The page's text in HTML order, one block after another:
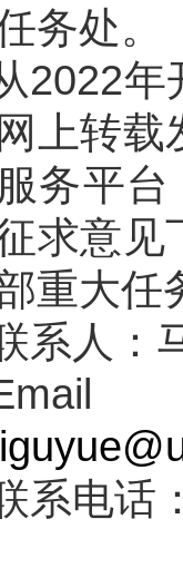
务处。
2022年
上转载
务平台
求意见
重大任
系人：
系电话